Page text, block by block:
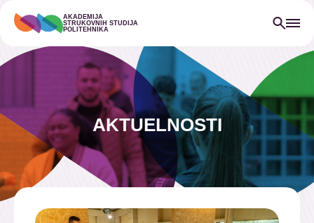
AKADEMIJA
STRUKOVNIH STUDIJA
POLITEHNIKA
AKTUELNOSTI